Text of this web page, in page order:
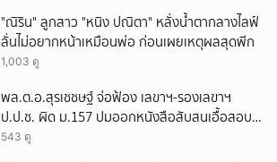
"ณิริน" ลูกสาว "หนิง ปณิตา" หลั่งน้ำตากลางไลฟ์
ลั่นไม่อยากหน้าเหมือนพ่อ ก่อนเผยเหตุผลสุดพีก
1,003 ดู
พล.ต.อ.สุรเชชษฐ์ จ่อฟ้อง เลขาฯ-รองเลขาฯ
ป.ป.ช. ผิด ม.157 ปมออกหนังสือสับสนเอื้อสอบ
คดีซ้ำซ้อน
543 ดู